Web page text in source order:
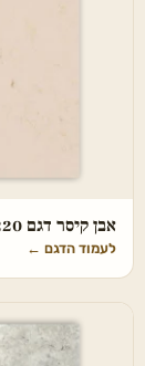
אבן קיסר דגם 5220 Dreamy Marfil קוורץ
לעמוד הדגם ←